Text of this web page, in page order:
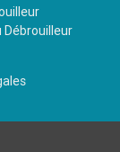
Débrouilleur